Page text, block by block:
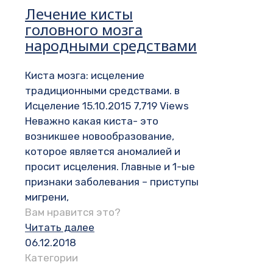
Лечение кисты
головного мозга
народными средствами
Киста мозга: исцеление
традиционными средствами. в
Исцеление 15.10.2015 7,719 Views
Неважно какая киста- это
возникшее новообразование,
которое является аномалией и
просит исцеления. Главные и 1-ые
признаки заболевания – приступы
мигрени,
Вам нравится это?
Читать далее
06.12.2018
Категории